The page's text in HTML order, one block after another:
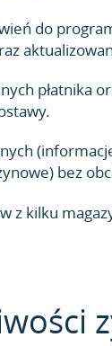
do
płatnika
bez
z kilku